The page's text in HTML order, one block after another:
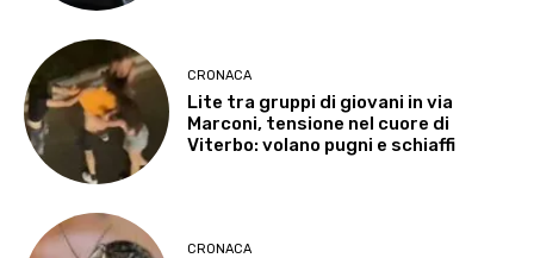
CRONACA
Lite tra gruppi di giovani in via
Marconi, tensione nel cuore di
Viterbo: volano pugni e schiaffi
CRONACA